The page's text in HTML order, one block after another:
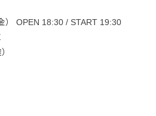
） OPEN 18:30 / START 19:30